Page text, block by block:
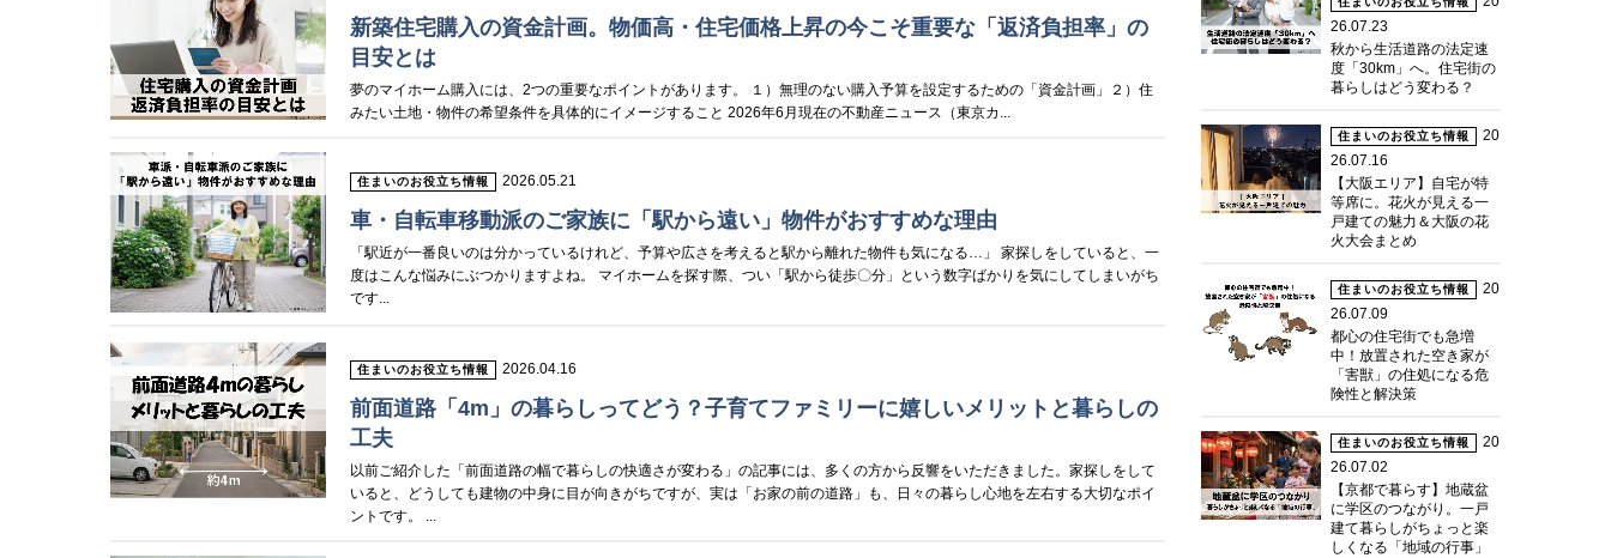
新築住宅購入の資金計画。物価高・住宅価格上昇の今こそ重要な「返済負担率」の
目安とは
夢のマイホーム購入には、2つの重要なポイントがあります。 １）無理のない購入予算を設定するための「資金計画」２）住
みたい土地・物件の希望条件を具体的にイメージすること 2026年6月現在の不動産ニュース（東京カ...
住まいのお役立ち情報 2026.05.21
車・自転車移動派のご家族に「駅から遠い」物件がおすすめな理由
「駅近が一番良いのは分かっているけれど、予算や広さを考えると駅から離れた物件も気になる…」 家探しをしていると、一
度はこんな悩みにぶつかりますよね。 マイホームを探す際、つい「駅から徒歩〇分」という数字ばかりを気にしてしまいがち
です...
住まいのお役立ち情報 2026.04.16
前面道路「4m」の暮らしってどう？子育てファミリーに嬉しいメリットと暮らしの
工夫
以前ご紹介した「前面道路の幅で暮らしの快適さが変わる」の記事には、多くの方から反響をいただきました。家探しをして
いると、どうしても建物の中身に目が向きがちですが、実は「お家の前の道路」も、日々の暮らし心地を左右する大切なポイ
ントです。 ...
26.07.23
秋から生活道路の法定速
度「30km」へ。住宅街の
暮らしはどう変わる？
住まいのお役立ち情報
20
26.07.16
【大阪エリア】自宅が特
等席に。花火が見える一
戸建ての魅力＆大阪の花
火大会まとめ
住まいのお役立ち情報
20
26.07.09
都心の住宅街でも急増
中！放置された空き家が
「害獣」の住処になる危
険性と解決策
住まいのお役立ち情報
20
26.07.02
【京都で暮らす】地蔵盆
に学区のつながり。一戸
建て暮らしがちょっと楽
しくなる「地域の行事」